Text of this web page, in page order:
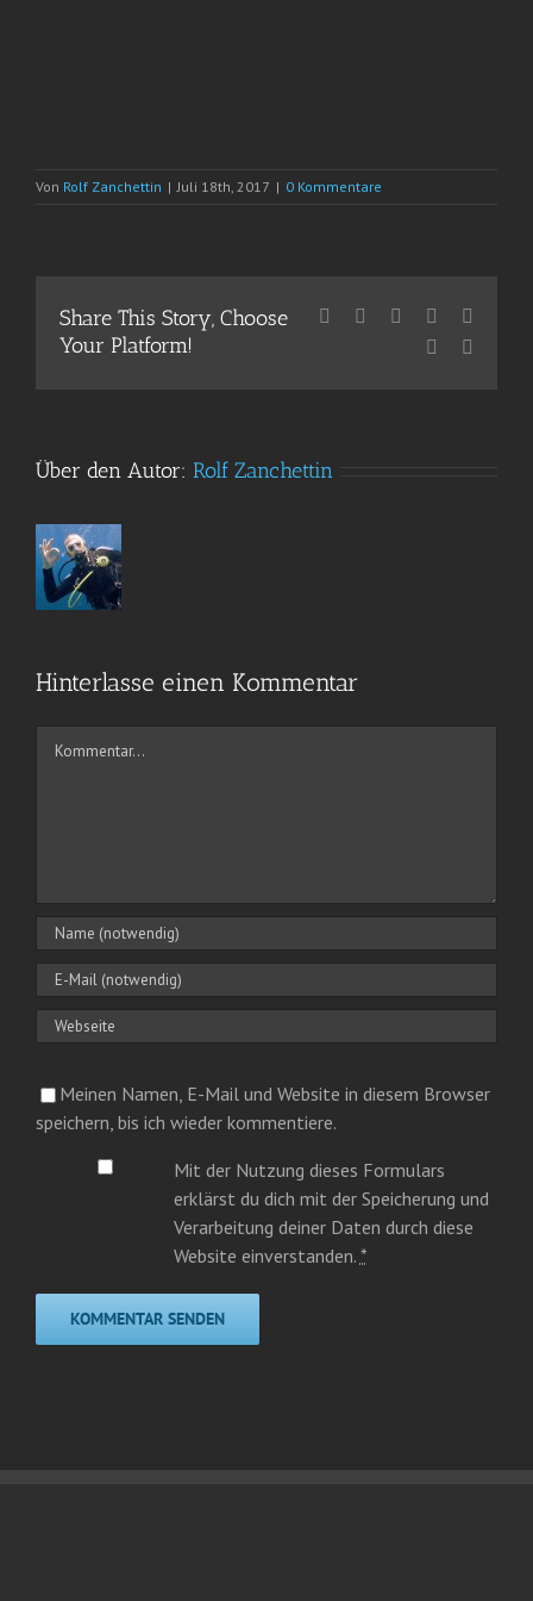
Von Rolf Zanchettin | Juli 18th, 2017 | 0 Kommentare
Share This Story, Choose
Your Platform!
Facebook Reddit LinkedIn
Pinterest
Über den Autor: Rolf Zanchettin
Hinterlasse einen Kommentar
Meinen Namen, E-Mail und Website in diesem Browser
speichern, bis ich wieder kommentiere.
Mit der Nutzung dieses Formulars
erklärst du dich mit der Speicherung und
Verarbeitung deiner Daten durch diese
Website einverstanden. *